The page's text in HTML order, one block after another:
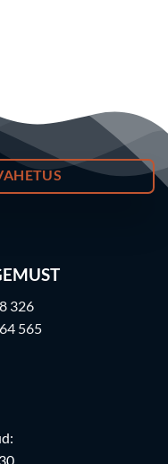
326
565